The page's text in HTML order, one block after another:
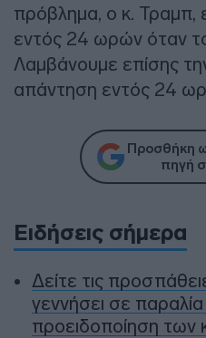
πρόβλημα, ο κ. Τραμπ,
εντός 24 ωρών όταν
Λαμβάνουμε επίσης
απάντηση εντός 24
Προσθήκη
πηγή
Ειδήσεις σήμερα
Δείτε τις
γεννήσει σε
προειδοποίηση των